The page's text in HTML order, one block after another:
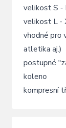
velikost S -
velikost L -
vhodné pro
atletika aj.)
postupné
koleno
kompresní